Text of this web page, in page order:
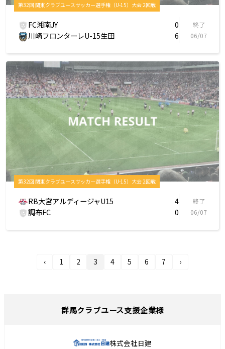
第32回 関東クラブユースサッカー選手権（U-15）大会 2回戦
FC湘南JY 0
川崎フロンターレU-15生田 6
終了
06/07
第32回 関東クラブユースサッカー選手権（U-15）大会 2回戦
RB大宮アルディージャU15 4
調布FC 0
終了
06/07
‹ 1 2 3 4 5 6 7 ›
群馬クラブユース支援企業様
株式会社日建